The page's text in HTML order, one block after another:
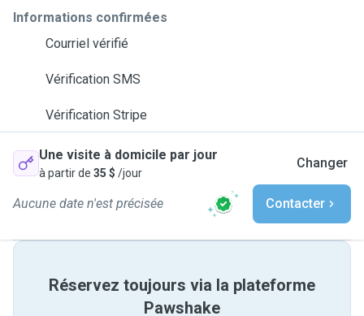
Informations confirmées
Courriel vérifié
Vérification SMS
Vérification Stripe
Une visite à domicile par jour
à partir de 35 $ /jour
Changer
Aucune date n'est précisée Contacter
Réservez toujours via la plateforme
Pawshake